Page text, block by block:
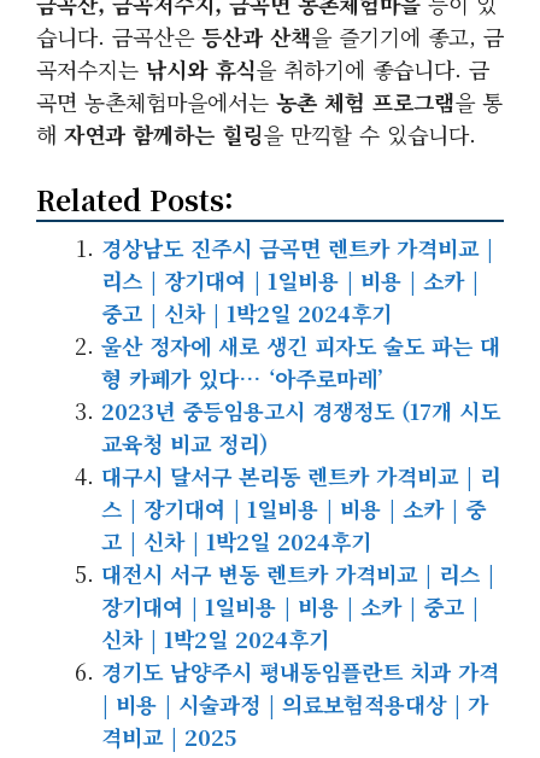
습니다. 금곡산은등산과 산책을 즐기기에 좋고, 금
곡저수지는 낚시와 휴식을 취하기에 좋습니다. 금
곡면 농촌체험마을에서는 농촌 체험 프로그램을 통
해 자연과 함께하는 힐링을 만끽할 수 있습니다.
Related Posts:
경상남도 진주시 금곡면 렌트카 가격비교 |
리스 | 장기대여 | 1일비용 | 비용 | 소카 |
중고 | 신차 | 1박2일 2024후기
울산 정자에 새로 생긴 피자도 술도 파는 대
형 카페가 있다… ‘아주로마레’
2023년 중등임용고시 경쟁정도 (17개 시도
교육청 비교 정리)
대구시 달서구 본리동 렌트카 가격비교 | 리
스 | 장기대여 | 1일비용 | 비용 | 소카 | 중
고 | 신차 | 1박2일 2024후기
대전시 서구 변동 렌트카 가격비교 | 리스 |
장기대여 | 1일비용 | 비용 | 소카 | 중고 |
신차 | 1박2일 2024후기
경기도 남양주시 평내동임플란트 치과 가격
| 비용 | 시술과정 | 의료보험적용대상 | 가
격비교 | 2025